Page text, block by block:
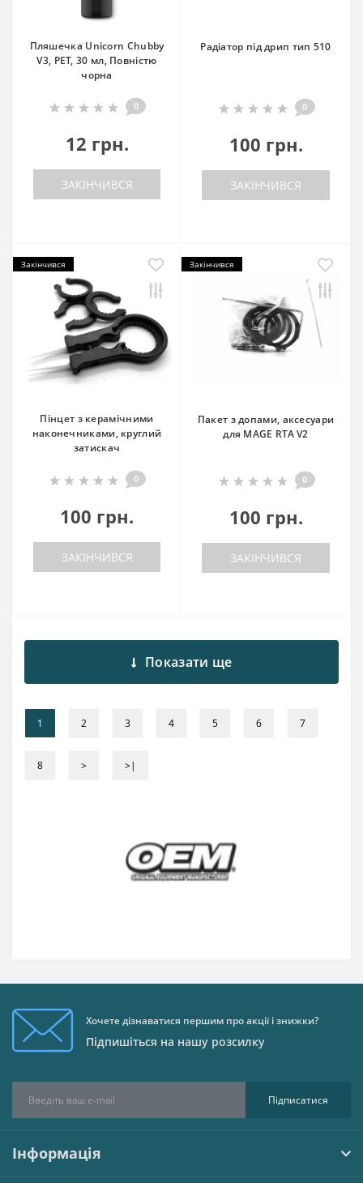
Пляшечка Unicorn Chubby
V3, PET, 30 мл, Повністю
чорна
0
12 грн.
ЗАКІНЧИВСЯ
Радіатор під дрип тип 510
0
100 грн.
ЗАКІНЧИВСЯ
Закінчився
Пінцет з керамічними
наконечниками, круглий
затискач
0
100 грн.
ЗАКІНЧИВСЯ
Закінчився
Пакет з допами, аксесуари
для MAGE RTA V2
0
100 грн.
ЗАКІНЧИВСЯ
Показати ще
1 2 3 4 5 6 7
8 > >|
Хочете дізнаватися першим про акції і знижки?
Підпишіться на нашу розсилку
Підписатися
Інформація